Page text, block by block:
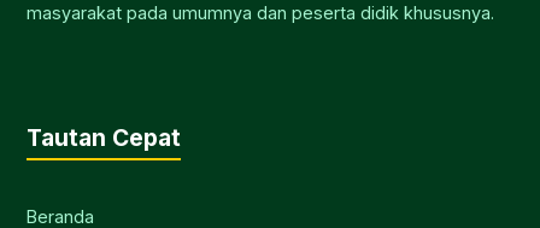
masyarakat pada umumnya dan peserta didik khususnya.
Tautan Cepat
Beranda